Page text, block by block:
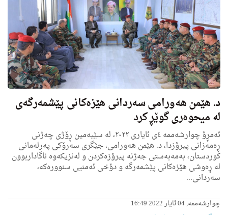
د. هێمن هه‌ورامی سه‌ردانی هێزه‌كانی پێشمه‌رگه‌ی
له‌ میحوه‌ری گوێڕ كرد
ئه‌مڕۆ چوارشه‌ممه‌ ٤ی ئایاری ٢٠٢٢، له‌ سێیه‌مین ڕۆژی چه‌ژنی
ڕه‌مه‌زانی پیرۆزدا، د. هێمن هه‌ورامی، جێگری سه‌رۆكی په‌رله‌مانی
كوردستان، به‌مه‌به‌ستی جه‌ژنه‌ پیرۆزه‌كردن و له‌نزیكه‌وه ئاگاداربوون
له‌ رٍه‌وشی هێزه‌كانی پێشمه‌رگه‌ و دۆخی ئه‌منیی سنووره‌كه‌،
سه‌ردانی...
چوارشەممە, 04 ئایار 2022 16:49